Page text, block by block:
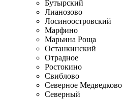
Бутырский
Лианозово
Лосиноостровский
Марфино
Марьина Роща
Останкинский
Отрадное
Ростокино
Свиблово
Северное Медведково
Северный